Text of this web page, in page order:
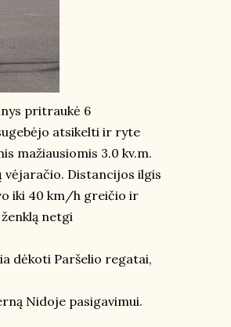
pritraukė 6
atsikelti ir ryte
mažiausiomis 3.0 kv.m.
Distancijos ilgis
iki 40 km/h greičio ir
netgi
dėkoti Paršelio regatai,
Nidoje pasigavimui.